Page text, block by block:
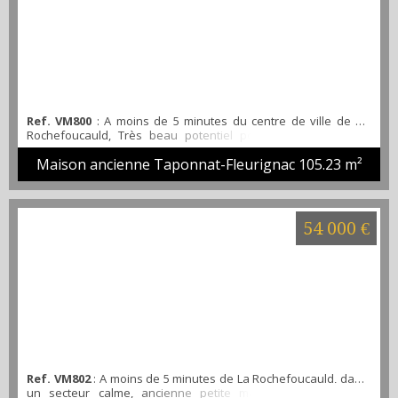
Ref. VM800 : A moins de 5 minutes du centre de ville de La
Rochefoucauld, Très beau potentiel pour cette maison en
pierre à rénover offrant plus de 105 m² habitable, composée
d'un ensemble de pièce de vie en rez-de-chaussée et de
quatre chambres à l'étage. En extérieur, elle dispose
également d'un garage/dépendance, le tout sur un terrain
ouvert de plus de 800 m².
Maison ancienne Taponnat-Fleurignac 105.23 m²
Ref. VM802: A moins de 5 minutes de La Rochefoucauld, dans
un secteur calme, ancienne petite maison charentaise à
54 000 €